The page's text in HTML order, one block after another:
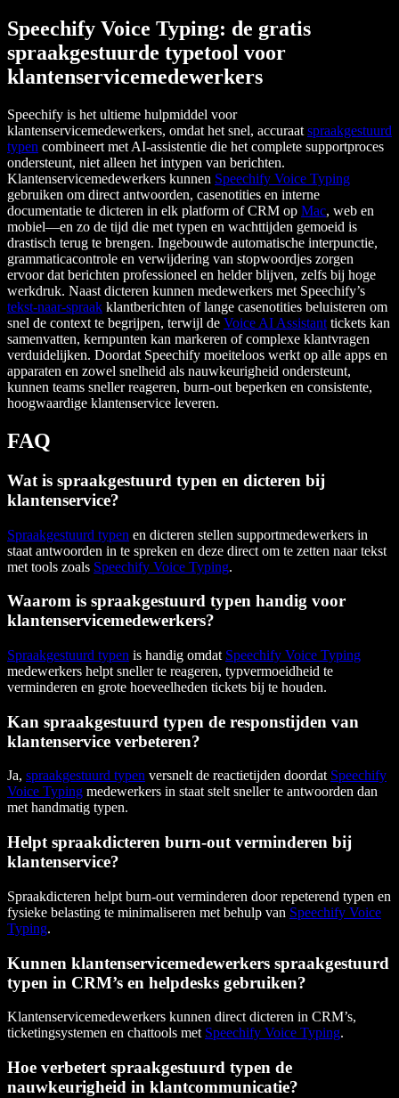
Speechify Voice Typing: de gratis
spraakgestuurde typetool voor
klantenservicemedewerkers
Speechify is het ultieme hulpmiddel voor
klantenservicemedewerkers, omdat het snel, accuraat spraakgestuurd
typen combineert met AI-assistentie die het complete supportproces
ondersteunt, niet alleen het intypen van berichten.
Klantenservicemedewerkers kunnen Speechify Voice Typing
gebruiken om direct antwoorden, casenotities en interne
documentatie te dicteren in elk platform of CRM op Mac, web en
mobiel—en zo de tijd die met typen en wachttijden gemoeid is
drastisch terug te brengen. Ingebouwde automatische interpunctie,
grammaticacontrole en verwijdering van stopwoordjes zorgen
ervoor dat berichten professioneel en helder blijven, zelfs bij hoge
werkdruk. Naast dicteren kunnen medewerkers met Speechify’s
tekst-naar-spraak klantberichten of lange casenotities beluisteren om
snel de context te begrijpen, terwijl de Voice AI Assistant tickets kan
samenvatten, kernpunten kan markeren of complexe klantvragen
verduidelijken. Doordat Speechify moeiteloos werkt op alle apps en
apparaten en zowel snelheid als nauwkeurigheid ondersteunt,
kunnen teams sneller reageren, burn-out beperken en consistente,
hoogwaardige klantenservice leveren.
FAQ
Wat is spraakgestuurd typen en dicteren bij
klantenservice?
Spraakgestuurd typen en dicteren stellen supportmedewerkers in
staat antwoorden in te spreken en deze direct om te zetten naar tekst
met tools zoals Speechify Voice Typing.
Waarom is spraakgestuurd typen handig voor
klantenservicemedewerkers?
Spraakgestuurd typen is handig omdat Speechify Voice Typing
medewerkers helpt sneller te reageren, typvermoeidheid te
verminderen en grote hoeveelheden tickets bij te houden.
Kan spraakgestuurd typen de responstijden van
klantenservice verbeteren?
Ja, spraakgestuurd typen versnelt de reactietijden doordat Speechify
Voice Typing medewerkers in staat stelt sneller te antwoorden dan
met handmatig typen.
Helpt spraakdicteren burn-out verminderen bij
klantenservice?
Spraakdicteren helpt burn-out verminderen door repeterend typen en
fysieke belasting te minimaliseren met behulp van Speechify Voice
Typing.
Kunnen klantenservicemedewerkers spraakgestuurd
typen in CRM’s en helpdesks gebruiken?
Klantenservicemedewerkers kunnen direct dicteren in CRM’s,
ticketingsystemen en chattools met Speechify Voice Typing.
Hoe verbetert spraakgestuurd typen de
nauwkeurigheid in klantcommunicatie?